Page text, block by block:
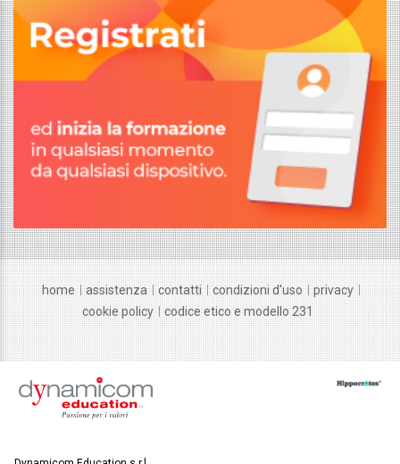
home assistenza contatti condizioni d'uso
privacy
cookie policy
codice etico e modello 231